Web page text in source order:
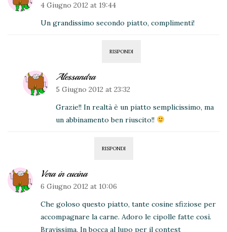
4 Giugno 2012 at 19:44
Un grandissimo secondo piatto, complimenti!
RISPONDI
Alessandra
5 Giugno 2012 at 23:32
Grazie!! In realtà è un piatto semplicissimo, ma
un abbinamento ben riuscito!!
RISPONDI
Vera in cucina
6 Giugno 2012 at 10:06
Che goloso questo piatto, tante cosine sfiziose per
accompagnare la carne. Adoro le cipolle fatte così.
Bravissima. In bocca al lupo per il contest